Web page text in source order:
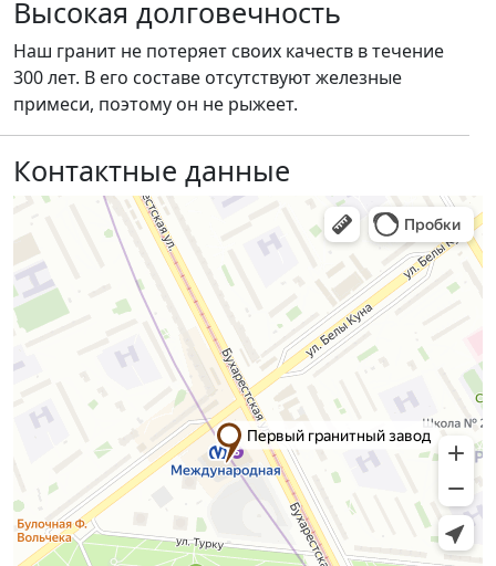
Высокая долговечность
Наш гранит не потеряет своих качеств в течение
300 лет. В его составе отсутствуют железные
примеси, поэтому он не рыжеет.
Контактные данные